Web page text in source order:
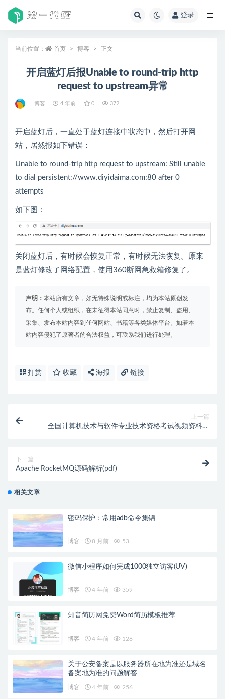
登录
当前位置： 首页 博客 正文
开启蓝灯后报Unable to round-trip http
request to upstream异常
博客 4 年前 0 372
开启蓝灯后，一直处于蓝灯连接中状态中，然后打开网
站，居然报如下错误：
Unable to round-trip http request to upstream: Still unable
to dial persistent://www.diyidaima.com:80 after 0
attempts
如下图：
关闭蓝灯后，有时候会恢复正常，有时候无法恢复。原来
是蓝灯修改了网络配置，使用360断网急救箱修复了。
声明： 本站所有文章，如无特殊说明或标注，均为本站原创发
布。任何个人或组织，在未征得本站同意时，禁止复制、盗用、
采集、发布本站内容到任何网站、书籍等各类媒体平台。如若本
站内容侵犯了原著者的合法权益，可联系我们进行处理。
打赏 收藏 海报 链接
上一篇
全国计算机技术与软件专业技术资格考试视频资料包
下一篇
Apache RocketMQ源码解析(pdf)
相关文章
密码保护：常用adb命令集锦
博客 8 月前 53
微信小程序如何完成1000独立访客(UV)
博客 4 年前 359
知音简历网免费Word简历模板推荐
博客 4 年前 128
关于公安备案是以服务器所在地为准还是域名
备案地为准的问题解答
博客 4 年前 256